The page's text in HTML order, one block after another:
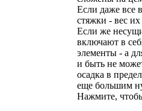
Если даже все
стяжки - вес их
Если же
включают в
элементы - а
и быть не
осадка в
еще большим
Нажмите,